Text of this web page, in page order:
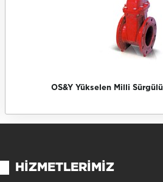
Milli Sürgülü Vana / Flanşlı
HIZMETLERIMIZ